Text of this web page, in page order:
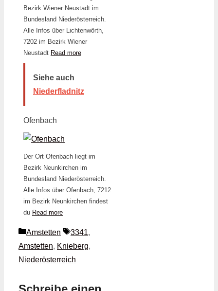
Bezirk Wiener Neustadt im
Bundesland Niederösterreich.
Alle Infos über Lichtenwörth,
7202 im Bezirk Wiener
Neustadt Read more
Siehe auch
Niederfladnitz
Ofenbach
Der Ort Ofenbach liegt im
Bezirk Neunkirchen im
Bundesland Niederösterreich.
Alle Infos über Ofenbach, 7212
im Bezirk Neunkirchen findest
du Read more
Kategorien
Amstetten Schlagwörter
3341,
Amstetten, Knieberg,
Niederösterreich